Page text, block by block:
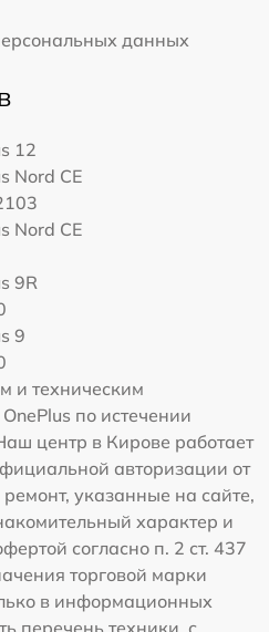
данных
12
Nord CE
Nord CE
9R
9
и техническим
по истечении
центр в Кирове работает
авторизации от
указанные на сайте,
характер и
согласно п. 2 ст. 437
торговой марки
в информационных
перечень техники, с